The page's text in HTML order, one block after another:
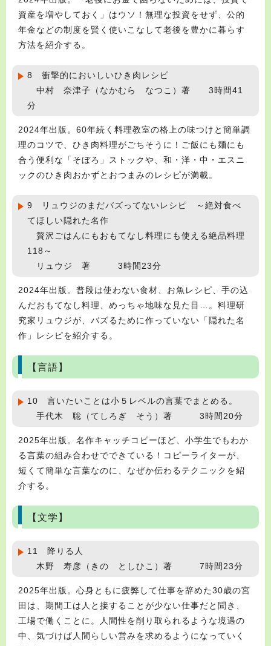
資産を増やしておく」はウソ！無理な投資をせず、公的
年金などの制度を賢く使いこなして老後を豊かに暮らす
方法を紹介する。
8 衝撃的においしいひき肉レシピ
中村 奈津子（なかむら なつこ）著 3時間41
分
2024年出版。60年続く料理教室の格上の味つけと簡単調
理のコツで、ひき肉料理がごちそうに！ご飯にも麺にも
合う便利な「そぼろ」ストックや、和・洋・中・エスニ
ックのひき肉おかずとおつまみのレシピが満載。
9 リュウジのまだバズってないレシピ ～絶対食べ
てほしい隠れた名作
贅沢ごはんにもおもてなし料理にも使える絶品料理
118～
リュウジ 著 3時間23分
2024年出版。普段は使わない食材、お魚レシピ、手の込
んだおもてなし料理、めっちゃ地味な見た目…。料理研
究家リュウジが、バズるために作っていない「隠れた名
作」レシピを紹介する。
【言語】
10 言いたいことは小５レベルの言葉でまとめる。
手代木 聡（てしろぎ そう）著 3時間20分
2025年出版。名作キャッチコピーほど、小学生でもわか
る言葉の組み合わせでできている！コピーライターが、
短くて簡単な言葉なのに、なぜか伝わるテクニックを紹
介する。
【文学】
11 降りる人
木野 寿彦（きの としひこ）著 7時間23分
2025年出版。心身ともに疲弊して仕事を辞めた30歳の宮
田は、期間工は人と接することが少ない仕事だと聞き、
工場で働くことに。人間性を削り取られるような境遇の
中、気づけば人間らしい営みを求めるようになっていく